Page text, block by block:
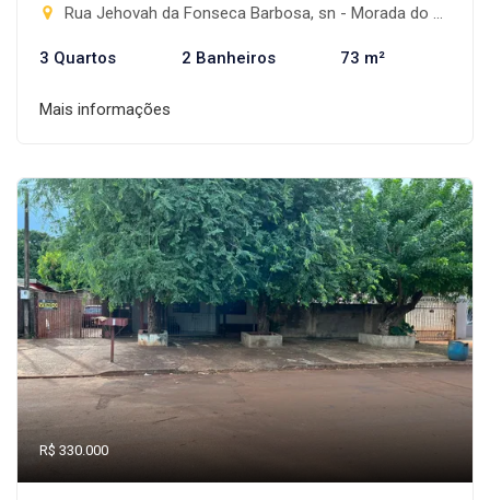
Rua Jehovah da Fonseca Barbosa, sn - Morada do Sol, Rio Brilhante-MS
3 Quartos 2 Banheiros 73 m²
Mais informações
R$ 330.000